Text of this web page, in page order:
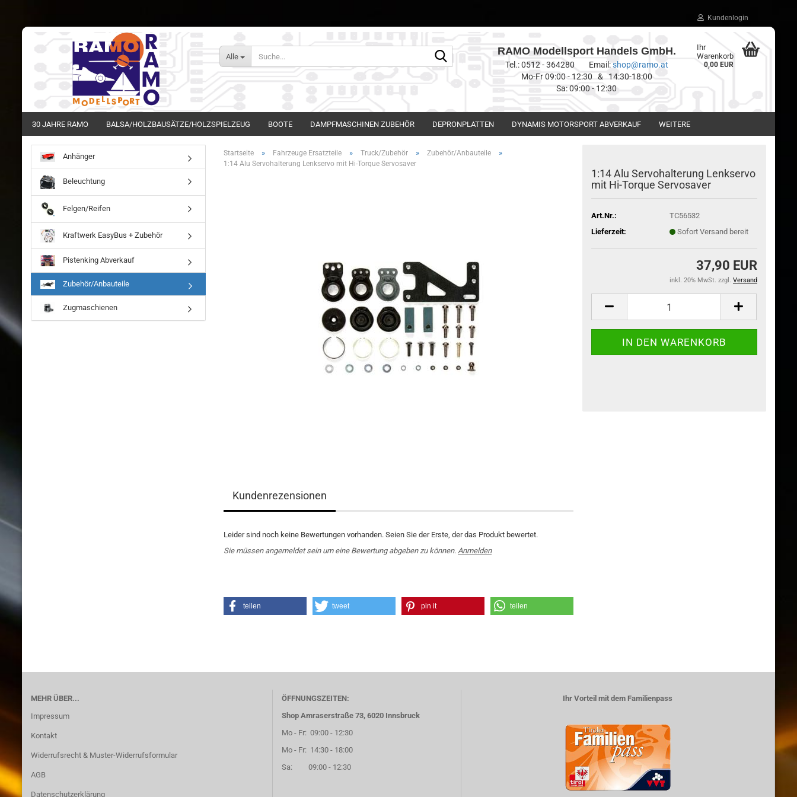
Kundenlogin
Alle RAMO Modellsport Handels GmbH.
Tel.: 0512 - 364280 Email:shop@ramo.at
Mo-Fr 09:00 - 12:30 & 14:30-18:00
Sa: 09:00 - 12:30
Ihr
Warenkorb
0,00 EUR
30 JAHRE RAMO BALSA/HOLZBAUSÄTZE/HOLZSPIELZEUG BOOTE DAMPFMASCHINEN ZUBEHÖR DEPRONPLATTEN DYNAMIS MOTORSPORT ABVERKAUF WEITERE
Startseite » Fahrzeuge Ersatzteile » Truck/Zubehör » Zubehör/Anbauteile »
1:14 Alu Servohalterung Lenkservo mit Hi-Torque Servosaver
1:14 Alu Servohalterung Lenkservo
mit Hi-Torque Servosaver
Art.Nr.:
TC56532
Lieferzeit:
Sofort Versand bereit
37,90 EUR
inkl. 20% MwSt. zzgl. Versand
Kundenrezensionen
Leider sind noch keine Bewertungen vorhanden. Seien Sie der Erste, der das Produkt bewertet.
Sie müssen angemeldet sein um eine Bewertung abgeben zu können. Anmelden
teilen tweet pin it teilen
Anhänger
Beleuchtung
Felgen/Reifen
Kraftwerk EasyBus + Zubehör
Pistenking Abverkauf
Zubehör/Anbauteile
Zugmaschienen
MEHR ÜBER...
Impressum
Kontakt
Widerrufsrecht & Muster-Widerrufsformular
AGB
Datenschutzerklärung
ÖFFNUNGSZEITEN:
Shop Amraserstraße 73, 6020 Innsbruck
Mo - Fr: 09:00 - 12:30
Mo - Fr: 14:30 - 18:00
Sa: 09:00 - 12:30
Ihr Vorteil mit dem Familienpass